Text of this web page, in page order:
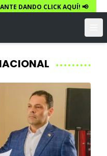
DANDO CLICK AQUÍ! 📢